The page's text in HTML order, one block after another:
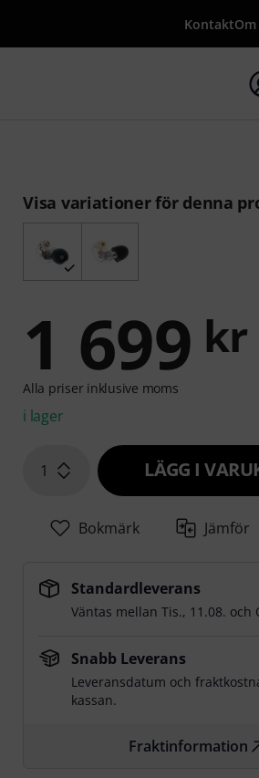
Kontakt
sökningen med söktermen
Visa variationer för denna
1 699 kr
Alla priser inklusive moms
i lager
1 LÄGG I
Bokmärk Jämför
Standardleverans
Väntas mellanTis., 11.08. och
Snabb Leverans
Leveransdatum och
kassan.
Fraktinformation